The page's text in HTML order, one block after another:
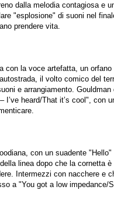
dalla melodia contagiosa e
"esplosione" di suoni nel
prendere vita.
con la voce artefatta, un orfano
il volto comico del
e arrangiamento. Gouldman
I’ve heard/That it’s cool", con
con un suadente "Hello"
linea dopo che la cornetta
Intermezzi con nacchere e
a "You got a low impedance/